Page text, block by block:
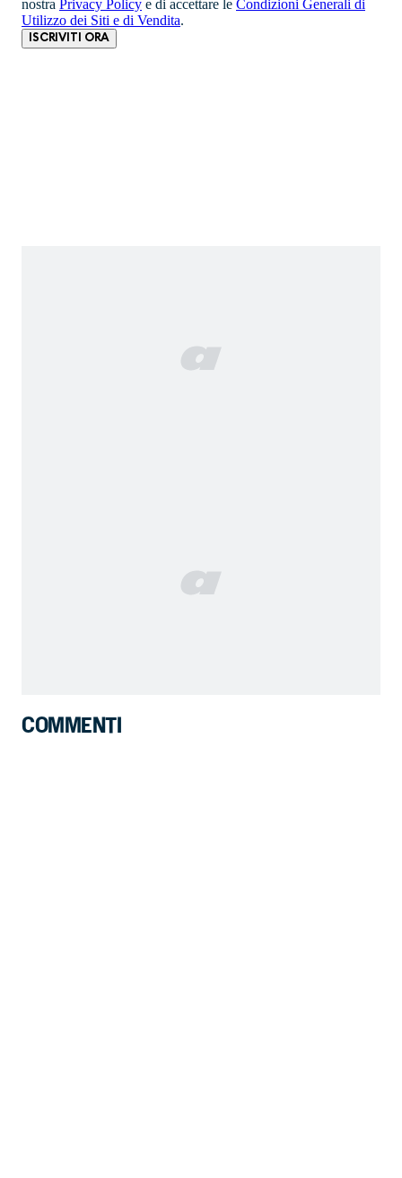
nostra Privacy Policy e di accettare le Condizioni Generali di
Utilizzo dei Siti e di Vendita.
ISCRIVITI ORA
COMMENTI